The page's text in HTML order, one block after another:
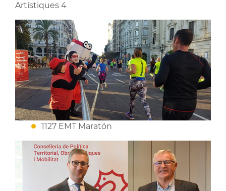
Artístiques 4
1127 EMT Maratón